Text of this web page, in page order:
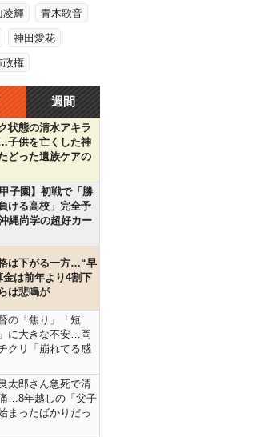
凌輝 青木歌音
神田愛花
政権
週間
状態の清水アキラ
子供を亡くした神
どった遺族ケアの
甲子園】初戦で「勝
ける高校」完全予
縄尚学の超好カー
は下がる一方…“早
金は前年より4割下
は悲鳴が
の「焦り」「短
に大きな不安…岡
クリ「崩れてる感
太郎さん急死で清
…8年越しの「父子
まったばかりだっ